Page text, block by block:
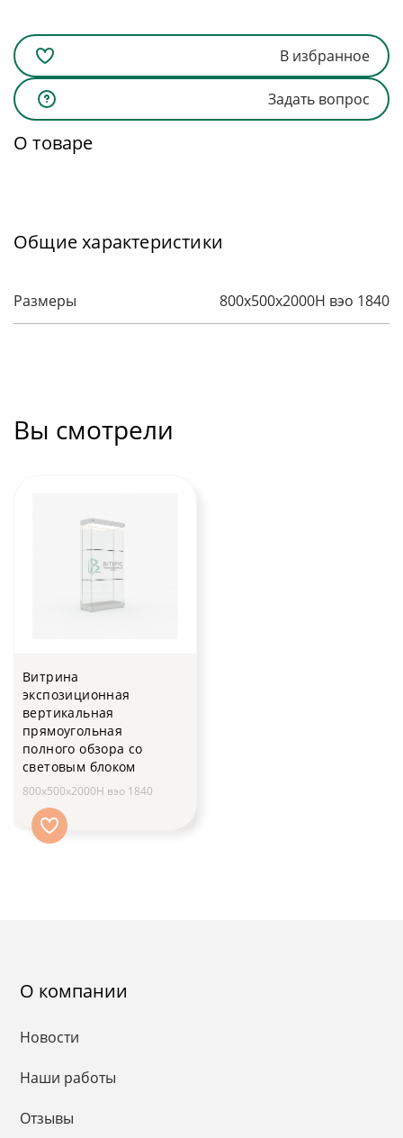
В избранное
Задать вопрос
О товаре
Общие характеристики
Размеры 800х500х2000H вэо 1840
Вы смотрели
Витрина
экспозиционная
вертикальная
прямоугольная
полного обзора со
световым блоком
800х500х2000H вэо 1840
О компании
Новости
Наши работы
Отзывы